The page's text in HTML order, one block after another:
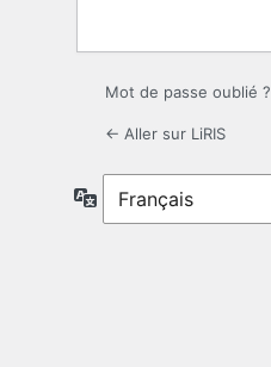
Mot de passe oublié ?
← Aller sur LiRIS
Langue